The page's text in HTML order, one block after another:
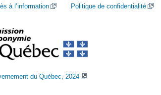
à l’information Politique de confidentialité
du Québec, 2024